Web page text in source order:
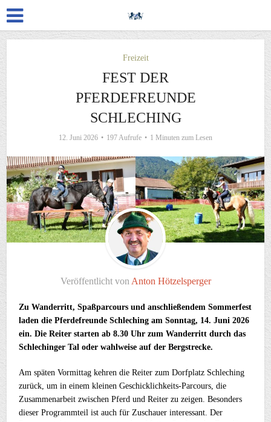
Freizeit
FEST DER
PFERDEFREUNDE
SCHLECHING
12. Juni 2026 197 Aufrufe 1 Minuten zum Lesen
Veröffentlicht von Anton Hötzelsperger
Zu Wanderritt, Spaßparcours und anschließendem Sommerfest
laden die Pferde­freunde Schleching am Sonntag, 14. Juni 2026
ein. Die Reiter starten ab 8.30 Uhr zum Wanderritt durch das
Schlechinger Tal oder wahlweise auf der Bergstrecke.
Am späten Vormittag kehren die Reiter zum Dorfplatz Schleching
zurück, um in einem kleinen Geschicklichkeits-Parcours, die
Zusammenarbeit zwischen Pferd und Reiter zu zeigen. Besonders
dieser Programmteil ist auch für Zuschauer interessant. Der